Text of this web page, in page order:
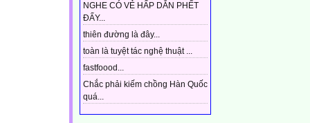
NGHE CÓ VẺ HẤP DẪN PHẾT
ĐẤY...
thiên đường là đây...
toàn là tuyệt tác nghệ thuật ...
fastfoood...
Chắc phải kiếm chồng Hàn Quốc
quá...